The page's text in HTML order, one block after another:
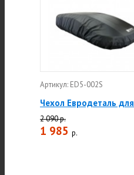
Артикул: ED5-002S
Чехол Евродеталь
2 090 р.
1 985 р.